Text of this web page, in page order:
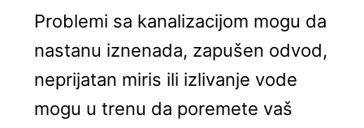
Problemi sa kanalizacijom mogu da
nastanu iznenada, zapušen odvod,
neprijatan miris ili izlivanje vode
mogu u trenu da poremete vaš